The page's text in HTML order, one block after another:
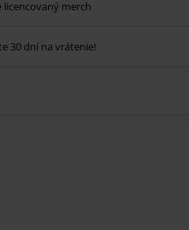
automaticky.
kódmi. Zľava sa nevzťahuje na:
(Till) Lindemann, Böhse Onkelz,
licencovaný merch
30 dní na vrátenie!